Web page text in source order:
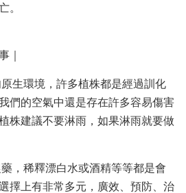
。
｜
生環境，許多植株都是經過訓化
們的空氣中還是存在許多容易傷害
株建議不要淋雨，如果淋雨就要做
，稀釋漂白水或酒精等等都是會
擇上有非常多元，廣效、預防、治